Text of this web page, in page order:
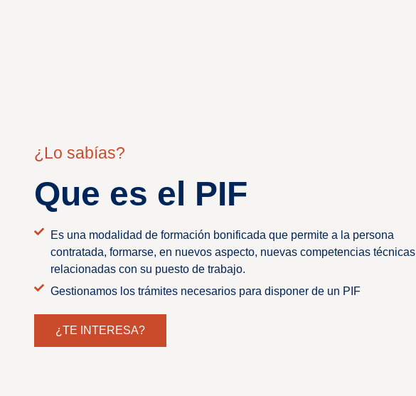
¿Lo sabías?
Que es el PIF
Es una modalidad de formación bonificada que permite a la persona
contratada, formarse, en nuevos aspecto, nuevas competencias técnicas
relacionadas con su puesto de trabajo.
Gestionamos los trámites necesarios para disponer de un PIF
¿TE INTERESA?